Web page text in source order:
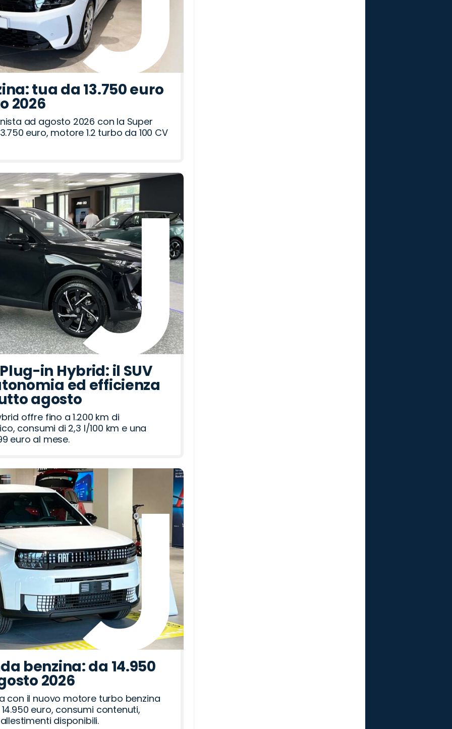
tua da 13.750 euro
2026
ad agosto 2026 con la Super
euro, motore 1.2 turbo da 100 CV
in Hybrid: il SUV
ed efficienza
agosto
offre fino a 1.200 km di
consumi di 2,3 l/100 km e una
euro al mese.
benzina: da 14.950
2026
con il nuovo motore turbo benzina
euro, consumi contenuti,
disponibili.